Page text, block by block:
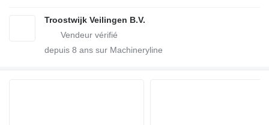
Troostwijk Veilingen B.V.
depuis 8 ans sur Machineryline